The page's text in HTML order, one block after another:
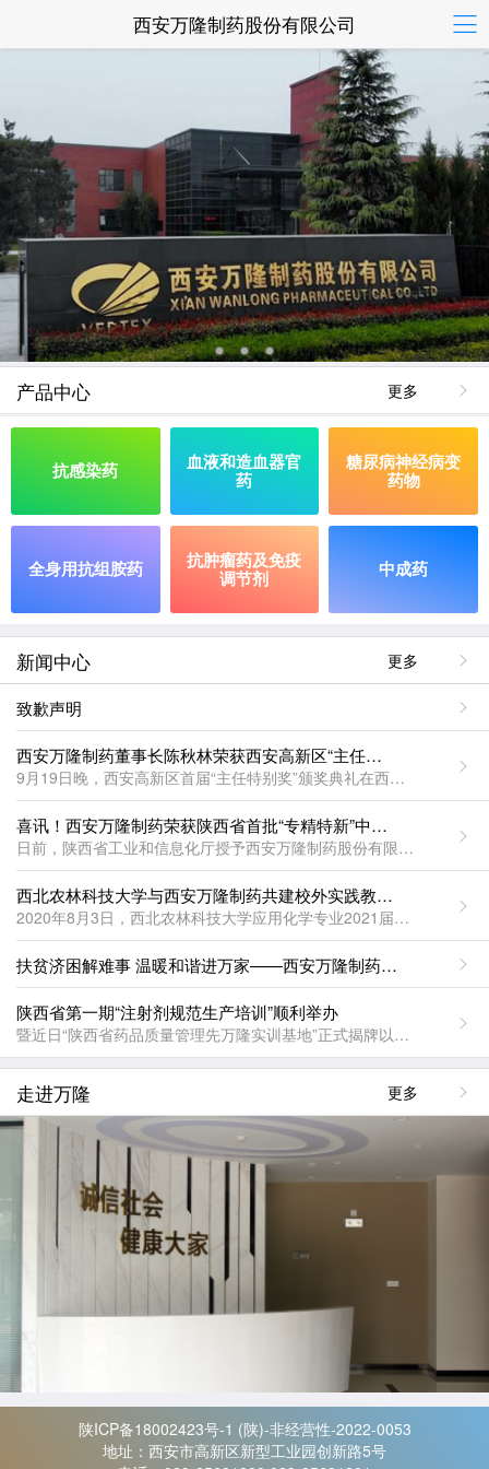
西安万隆制药股份有限公司
产品中心 更多
抗感染药 血液和造血器官
药
糖尿病神经病变
药物
全身用抗组胺药 抗肿瘤药及免疫
调节剂 中成药
新闻中心 更多
致歉声明
西安万隆制药董事长陈秋林荣获西安高新区“主任特别奖”
9月19日晚，西安高新区首届“主任特别奖”颁奖典礼在西安高新国际会议中心隆重举行，向高新区经济社会发展建设中有突出贡献的优秀企业家致敬。西安市委常委、高新区党工委书记钟洪江，高新区党工委副书记、管委会主任齐海兵等领导莅临出席。西安万隆制药股份有限公司董事长陈秋林荣获“主任特别奖”殊荣。
喜讯！西安万隆制药荣获陕西省首批“专精特新”中小企业称号
日前，陕西省工业和信息化厅授予西安万隆制药股份有限公司陕西省首批“专精特新”中小企业称号，鼓励我公司企业走专业化、精细化、特色化、新颖化发展之路，向高质量企业方向发展迈进。“专精特新”企业资质认证，是申请高科技项目认证、科研资金补贴的前置条件。西安万隆制药股份有限公司通过“专精特新”中小企业资格认证，为我司下一步加强研发投入，抢占医药领域新兴细分市场创造了良好条件。
西北农林科技大学与西安万隆制药共建校外实践教学基地
2020年8月3日，西北农林科技大学应用化学专业2021届学生在西安万隆制药杨凌生产基地开始为期一个月的生产实习。
扶贫济困解难事 温暖和谐进万家——西安万隆制药携手省食药检院开展扶贫活动
陕西省第一期“注射剂规范生产培训”顺利举办
暨近日“陕西省药品质量管理先万隆实训基地”正式揭牌以来，第一期“陕西省制药企业注射剂规范生产培训”在万隆制药杨凌厂区正式开展。来自18个注射剂生产企业的PRD负责人参加了为期一天的培训。陕西省食品药品监督管理局安全生产处处长侯鸿军就注射剂生产过程中的安全问题和重点注意事项做了全面的讲述。
走进万隆 更多
陕ICP备18002423号-1 (陕)-非经营性-2022-0053
地址：西安市高新区新型工业园创新路5号